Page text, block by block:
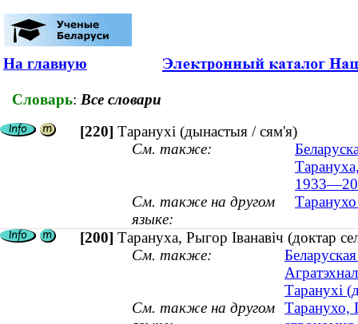
На главную
Словарь: Все словари
[220] Таранухі (дынастыя / сям'я)
См. также:
См. также на другом
языке:
[200] Тарануха, Рыгор Іванавіч (доктар
См. также:
Таранухі
См. также на другом Таранухо,